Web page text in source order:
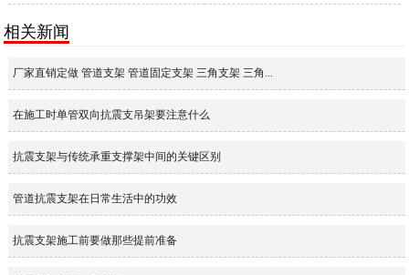
相关新闻
厂家直销定做 管道支架 管道固定支架 三角支架 三角...
在施工时单管双向抗震支吊架要注意什么
抗震支架与传统承重支撑架中间的关键区别
管道抗震支架在日常生活中的功效
抗震支架施工前要做那些提前准备